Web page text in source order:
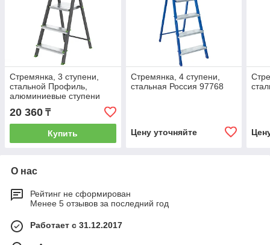
Стремянка, 3 ступени,
стальной Профиль,
алюминиевые ступени
Россия Сибртех 97953
20 360 ₸
Купить
Стремянка, 4 ступени,
стальная Россия 97768
Цену уточняйте
О нас
Рейтинг не сформирован
Менее 5 отзывов за последний год
Работает с 31.12.2017